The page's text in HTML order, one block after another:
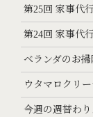
第25回 家事代
第24回 家事代
ベランダのお
ウタマロクリ
今週の週替わ